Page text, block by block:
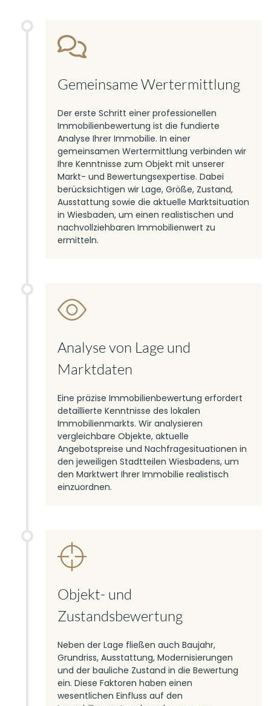
Gemeinsame Wertermittlung
Der erste Schritt einer professionellen
Immobilienbewertung ist die fundierte
Analyse Ihrer Immobilie. In einer
gemeinsamen Wertermittlung verbinden wir
Ihre Kenntnisse zum Objekt mit unserer
Markt- und Bewertungsexpertise. Dabei
berücksichtigen wir Lage, Größe, Zustand,
Ausstattung sowie die aktuelle Marktsituation
in Wiesbaden, um einen realistischen und
nachvollziehbaren Immobilienwert zu
ermitteln.
Analyse von Lage und
Marktdaten
Eine präzise Immobilienbewertung erfordert
detaillierte Kenntnisse des lokalen
Immobilienmarkts. Wir analysieren
vergleichbare Objekte, aktuelle
Angebotspreise und Nachfragesituationen in
den jeweiligen Stadtteilen Wiesbadens, um
den Marktwert Ihrer Immobilie realistisch
einzuordnen.
Objekt- und
Zustandsbewertung
Neben der Lage fließen auch Baujahr,
Grundriss, Ausstattung, Modernisierungen
und der bauliche Zustand in die Bewertung
ein. Diese Faktoren haben einen
wesentlichen Einfluss auf den